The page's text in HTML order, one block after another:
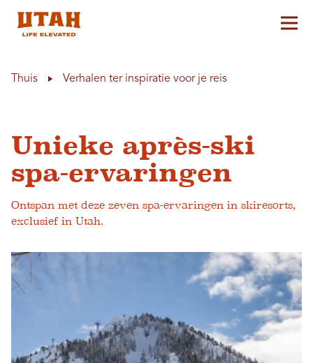
Thuis Verhalen ter inspiratie voor je reis
Unieke après-ski
spa-ervaringen
Ontspan met deze zeven spa-ervaringen in skiresorts,
exclusief in Utah.